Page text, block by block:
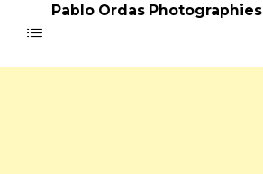
Pablo Ordas Photographies